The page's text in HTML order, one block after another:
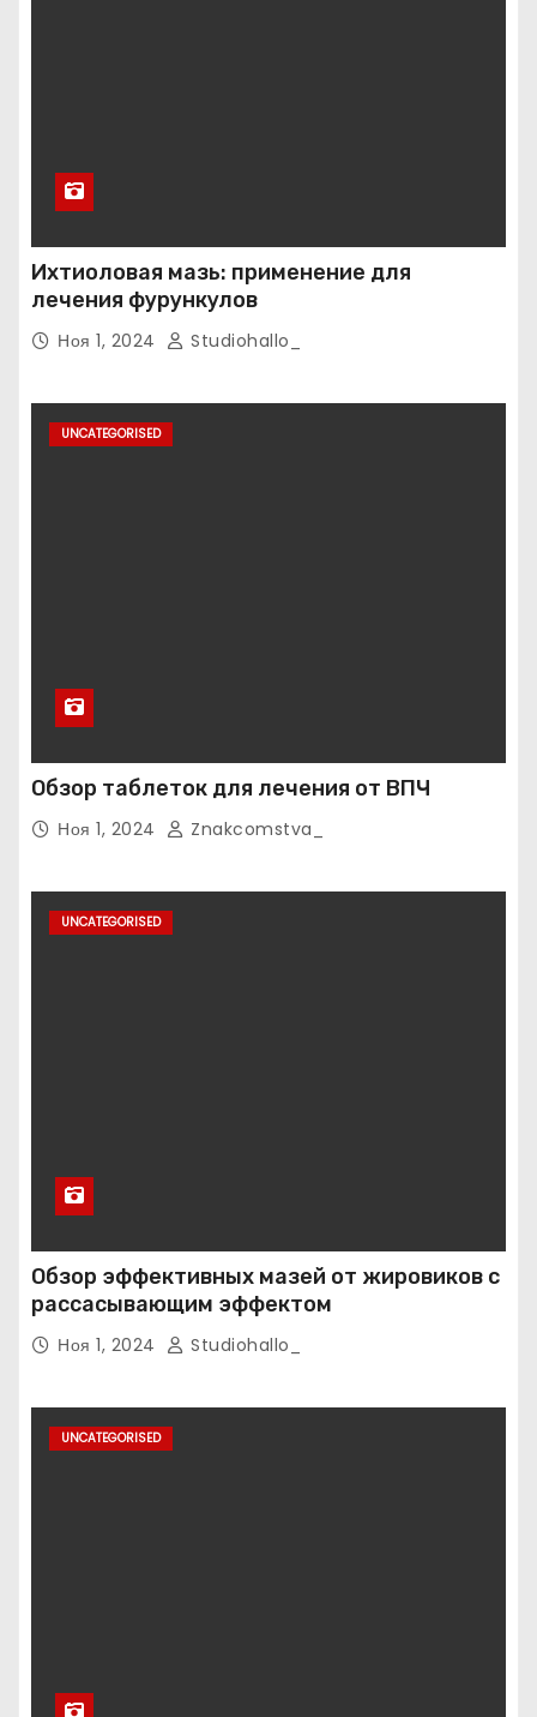
Ихтиоловая мазь: применение для
лечения фурункулов
Ноя 1, 2024 Studiohallo_
UNCATEGORISED
Обзор таблеток для лечения от ВПЧ
Ноя 1, 2024 Znakcomstva_
UNCATEGORISED
Обзор эффективных мазей от жировиков с
рассасывающим эффектом
Ноя 1, 2024 Studiohallo_
UNCATEGORISED